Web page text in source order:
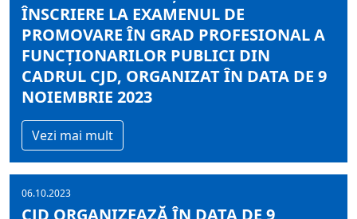
ÎNSCRIERE LA EXAMENUL DE
PROMOVARE ÎN GRAD PROFESIONAL A
FUNCŢIONARILOR PUBLICI DIN
CADRUL CJD, ORGANIZAT ÎN DATA DE 9
NOIEMBRIE 2023
Vezi mai mult
06.10.2023
CJD ORGANIZEAZĂ ÎN DATA DE 9